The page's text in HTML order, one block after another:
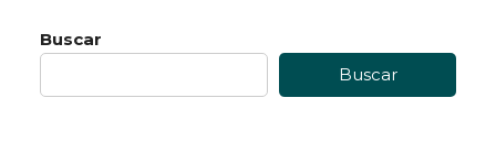
Buscar
Buscar